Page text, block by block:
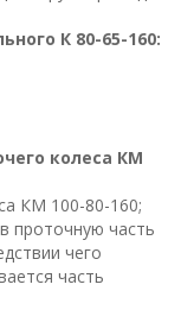
К 80-65-160:
колеса КМ
КМ 100-80-160;
проточную часть
чего
часть